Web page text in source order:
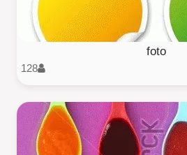
foto
128